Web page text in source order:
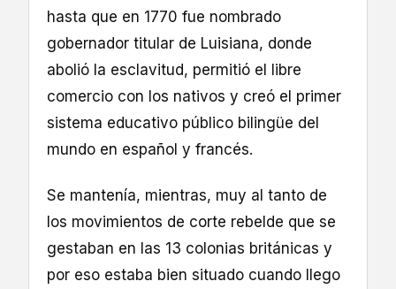
hasta que en 1770 fue nombrado
gobernador titular de Luisiana, donde
abolió la esclavitud, permitió el libre
comercio con los nativos y creó el primer
sistema educativo público bilingüe del
mundo en español y francés.
Se mantenía, mientras, muy al tanto de
los movimientos de corte rebelde que se
gestaban en las 13 colonias británicas y
por eso estaba bien situado cuando llego